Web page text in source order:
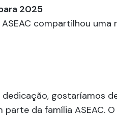
2025
compartilhou uma
gostaríamos
da família ASEAC.